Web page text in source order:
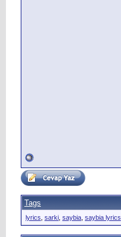
Tags
lyrics sarki saybia saybia lyrics